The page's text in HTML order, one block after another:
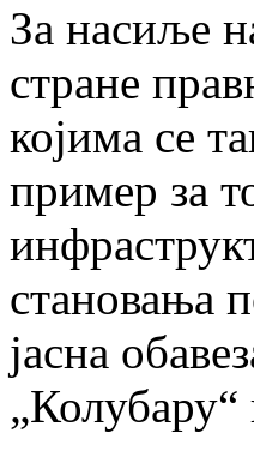
За насиље
стране
којима се
пример за
становања
јасна
„Колубару“